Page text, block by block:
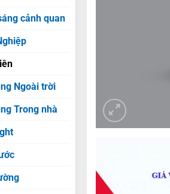
cảnh quan
Ngoài trời
Trong nhà